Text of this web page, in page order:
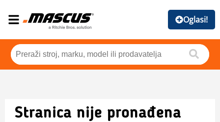
Oglasi!
Stranica nije pronađena